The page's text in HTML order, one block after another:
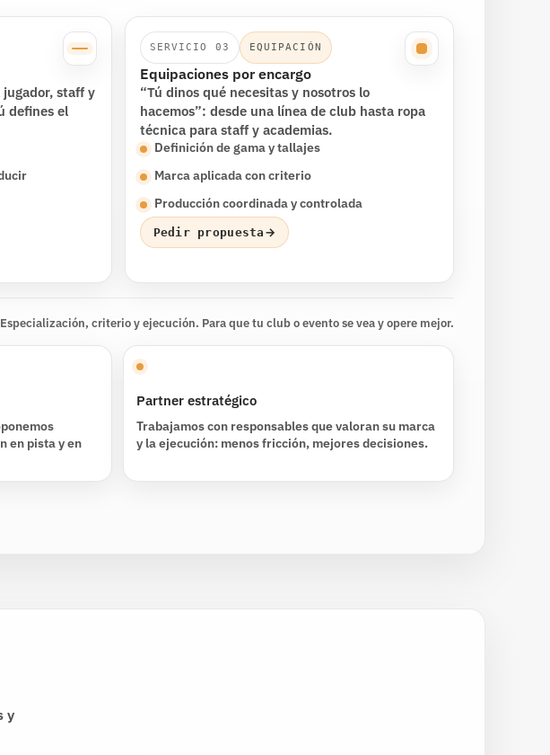
staff y
defines el
SERVICIO 03 EQUIPACIÓN
Equipaciones por encargo
“Tú dinos qué necesitas y nosotros lo
hacemos”: desde una línea de club hasta ropa
técnica para staff y academias.
Definición de gama y tallajes
Marca aplicada con criterio
Producción coordinada y controlada
Pedir propuesta →
Especialización, criterio y ejecución. Para que tu club o evento se vea y opere mejor.
en pista y en
Partner estratégico
Trabajamos con responsables que valoran su marca
y la ejecución: menos fricción, mejores decisiones.
y